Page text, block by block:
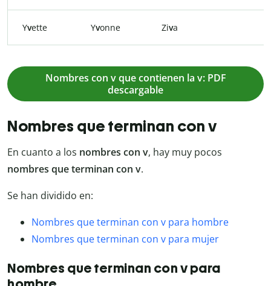
Yvette Yvonne Ziva
Nombres con v que contienen la v: PDF
descargable
Nombres que terminan con v
En cuanto a los nombres con v, hay muy pocos
nombres que terminan con v.
Se han dividido en:
Nombres que terminan con v para hombre
Nombres que terminan con v para mujer
Nombres que terminan con v para